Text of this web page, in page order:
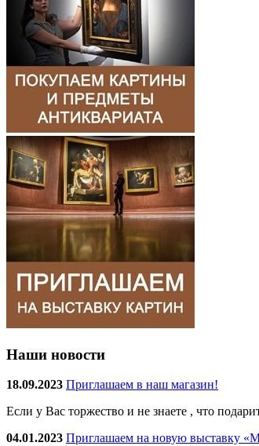
Наши новости
18.09.2023 Приглашаем в наш магазин!
Если у Вас торжество и не знаете , что
04.01.2023 Приглашаем на новую выставку